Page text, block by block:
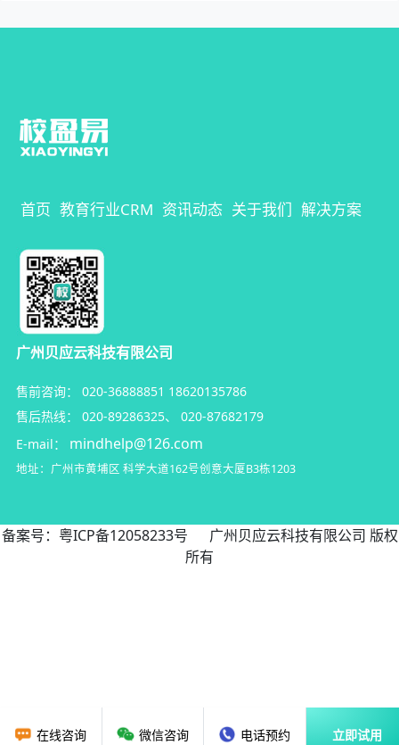
在线咨询 微信咨询 电话预约 立即试用
首页 教育行业CRM 资讯动态 关于我们 解决方案
广州贝应云科技有限公司
售前咨询： 020-36888851 18620135786
售后热线：
020-89286325、 020-87682179
E-mail：
mindhelp@126.com
地址：广州市黄埔区 科学大道162号创意大厦B3栋1203
备案号： 粤ICP备12058233号 广州贝应云科技有限公司 版权
所有